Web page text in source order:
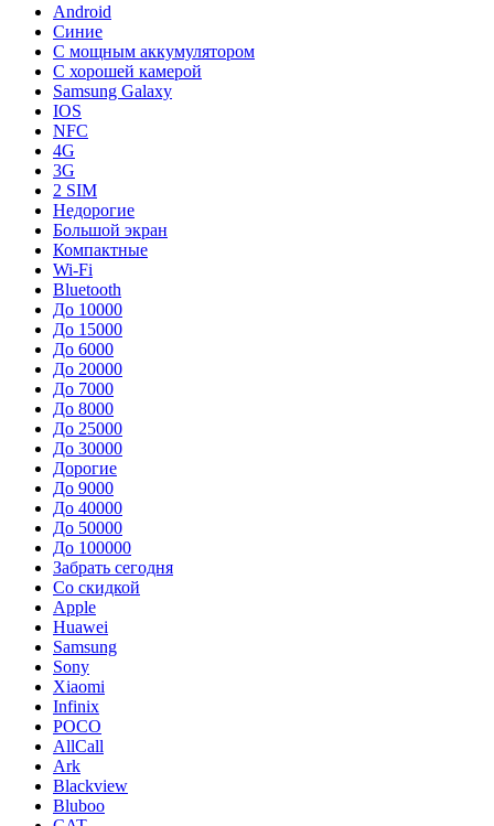
Android
Синие
С мощным аккумулятором
С хорошей камерой
Samsung Galaxy
IOS
NFC
4G
3G
2 SIM
Недорогие
Большой экран
Компактные
Wi-Fi
Bluetooth
До 10000
До 15000
До 6000
До 20000
До 7000
До 8000
До 25000
До 30000
Дорогие
До 9000
До 40000
До 50000
До 100000
Забрать сегодня
Со скидкой
Apple
Huawei
Samsung
Sony
Xiaomi
Infinix
POCO
AllCall
Ark
Blackview
Bluboo